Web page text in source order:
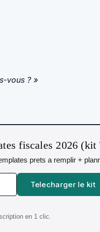
vous ? »
fiscales 2026 (kit
prets a remplir +
Telecharger le kit
en 1 clic.